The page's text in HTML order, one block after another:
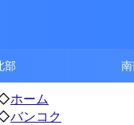
部
ホーム
バンコク